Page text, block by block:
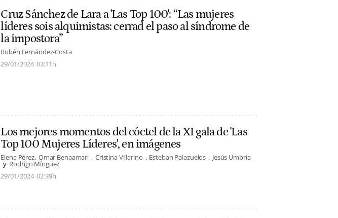
Cruz Sánchez de Lara a 'Las Top 100': “Las mujeres
líderes sois alquimistas: cerrad el paso al síndrome de
la impostora”
Rubén Fernández-Costa
29/01/2024 03:11h
Los mejores momentos del cóctel de la XI gala de 'Las
Top 100 Mujeres Líderes', en imágenes
Elena Pérez Omar Benaamari Cristina Villarino Esteban Palazuelos Jesús Umbría
Rodrigo Mínguez
29/01/2024 02:39h